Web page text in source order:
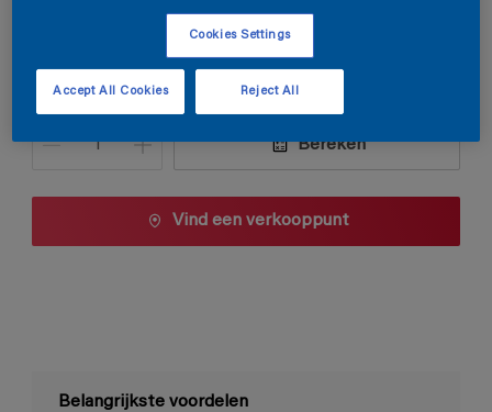
Verfcalculator
Bereken
Vind een verkooppunt
Belangrijkste voordelen
Cookies Settings
Reject All
Accept All Cookies